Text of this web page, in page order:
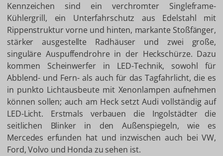
Kennzeichen sind ein verchromter Singleframe-
Kühlergrill, ein Unterfahrschutz aus Edelstahl mit
Rippenstruktur vorne und hinten, markante Stoßfänger,
stärker ausgestellte Radhäuser und zwei große,
singuläre Auspuffendrohre in der Heckschürze. Dazu
kommen Scheinwerfer in LED-Technik, sowohl für
Abblend- und Fern- als auch für das Tagfahrlicht, die es
in punkto Lichtausbeute mit Xenonlampen aufnehmen
können sollen; auch am Heck setzt Audi vollständig auf
LED-Licht. Erstmals verbauen die Ingolstädter die
seitlichen Blinker in den Außenspiegeln, wie es
Mercedes erfunden hat und inzwischen auch bei VW,
Ford, Volvo und Honda zu sehen ist.